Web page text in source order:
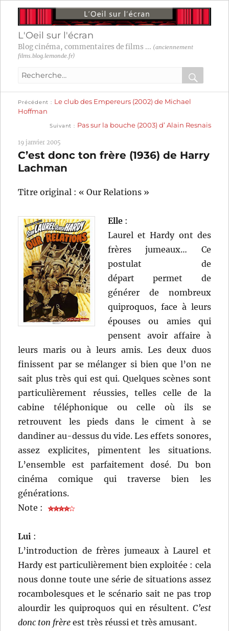
L'Oeil sur l'écran
Blog cinéma, commentaires de films ... (anciennement
films.blog.lemonde.fr)
Recherche
:
OK
Navigation
l’article
Précédent
précédente :
Le club des Empereurs (2002) de Michael
Hoffman
Suivant
suivante :
Pas sur la bouche (2003) d’ Alain Resnais
19 janvier 2005
C’est donc ton frère (1936) de Harry
Lachman
Titre original : « Our Relations »
Elle :
Laurel et Hardy ont des
frères jumeaux… Ce
postulat de
départ permet de
générer de nombreux
quiproquos, face à leurs
épouses ou amies qui
pensent avoir affaire à
leurs maris ou à leurs amis. Les deux duos
finissent par se mélanger si bien que l’on ne
sait plus très qui est qui. Quelques scènes sont
particulièrement réussies, telles celle de la
cabine téléphonique ou celle où ils se
retrouvent les pieds dans le ciment à se
dandiner au-dessus du vide. Les effets sonores,
assez explicites, pimentent les situations.
L’ensemble est parfaitement dosé. Du bon
cinéma comique qui traverse bien les
générations.
Note :
Lui :
L’introduction de frères jumeaux à Laurel et
Hardy est particulièrement bien exploitée : cela
nous donne toute une série de situations assez
rocambolesques et le scénario sait ne pas trop
alourdir les quiproquos qui en résultent. C’est
donc ton frère est très réussi et très amusant.